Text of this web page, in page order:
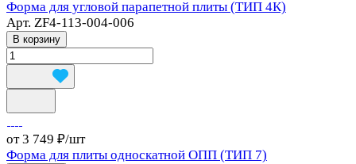
Форма для угловой парапетной плиты (ТИП 4К)
Арт. ZF4-113-004-006
В корзину
от 3 749 ₽/шт
Форма для плиты односкатной ОПП (ТИП 7)